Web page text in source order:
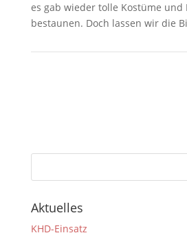
es gab wieder tolle Kostüme und
bestaunen. Doch lassen wir die
Aktuelles
KHD-Einsatz